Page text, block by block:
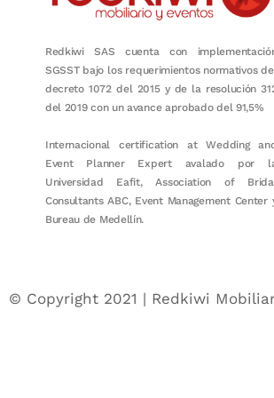
Redkiwi SAS cuenta con
SGSST bajo los requerimientos normativos
decreto 1072 del 2015 y de la resolución
del 2019 con un avance aprobado del 91,5%
Internacional certification at Wedding
Event Planner Expert avalado por
Universidad Eafit, Association of
Consultants ABC, Event Management Center
Bureau de Medellín.
© Copyright 2021 | Redkiwi